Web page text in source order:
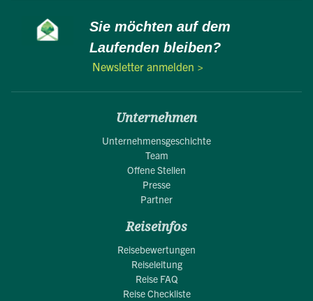
Sie möchten auf dem
Laufenden bleiben?
Newsletter anmelden >
Unternehmen
Unternehmensgeschichte
Team
Offene Stellen
Presse
Partner
Reiseinfos
Reisebewertungen
Reiseleitung
Reise FAQ
Reise Checkliste